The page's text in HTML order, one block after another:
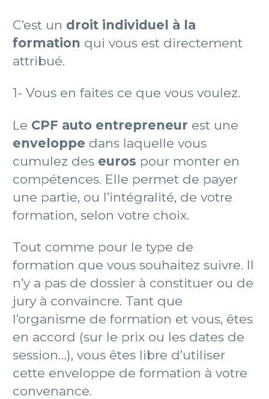
C’est un droit individuel à la
formation qui vous est directement
attribué.
1- Vous en faites ce que vous voulez.
Le CPF auto entrepreneur est une
enveloppe dans laquelle vous
cumulez des euros pour monter en
compétences. Elle permet de payer
une partie, ou l’intégralité, de votre
formation, selon votre choix.
Tout comme pour le type de
formation que vous souhaitez suivre. Il
n’y a pas de dossier à constituer ou de
jury à convaincre. Tant que
l’organisme de formation et vous, êtes
en accord (sur le prix ou les dates de
session…), vous êtes libre d’utiliser
cette enveloppe de formation à votre
convenance.